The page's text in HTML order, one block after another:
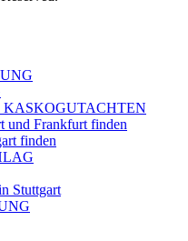
und Frankfurt finden
finden
Stuttgart